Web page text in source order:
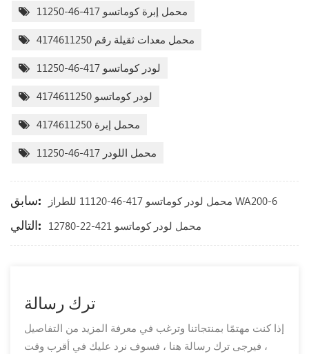
محمل إبرة كوماتسو 417-46-11250
محمل معدات ثقيلة رقم 4174611250
لودر كوماتسو 417-46-11250
لودر كوماتسو 4174611250
محمل إبرة 4174611250
محمل اللودر 417-46-11250
سابق: محمل لودر كوماتسو 417-46-11120 للطراز WA200-6
التالي: محمل لودر كوماتسو 421-22-12780
ترك رسالة
إذا كنت مهتمًا بمنتجاتنا وترغب في معرفة المزيد من التفاصيل
، فيرجى ترك رسالة هنا ، فسوف نرد عليك في أقرب وقت